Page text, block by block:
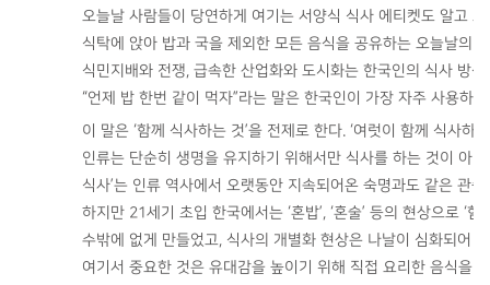
오늘날 사람들이 당연하게 여기는 서양식 식사 에티켓도 알고
식탁에 앉아 밥과 국을 제외한 모든 음식을 공유하는 오늘날의
식민지배와 전쟁, 급속한 산업화와 도시화는 한국인의 식사 방
“언제 밥 한번 같이 먹자”라는 말은 한국인이 가장 자주 사용하
이 말은 ‘함께 식사하는 것’을 전제로 한다. ‘여럿이 함께 식사하
인류는 단순히 생명을 유지하기 위해서만 식사를 하는 것이 아
식사’는 인류 역사에서 오랫동안 지속되어온 숙명과도 같은 관습
하지만 21세기 초입 한국에서는 ‘혼밥’, ‘혼술’ 등의 현상으로
수밖에 없게 만들었고, 식사의 개별화 현상은 나날이 심화되어
여기서 중요한 것은 유대감을 높이기 위해 직접 요리한 음식을